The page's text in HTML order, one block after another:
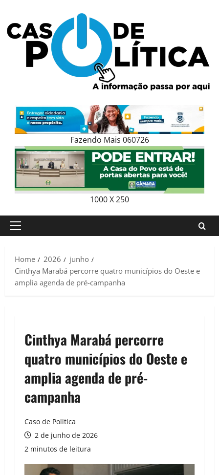
content
Fazendo Mais 060726
1000 X 250
Primary
Home
2026
junho
Cinthya Marabá percorre quatro municípios do Oeste e
amplia agenda de pré-campanha
Cinthya Marabá percorre
quatro municípios do Oeste e
amplia agenda de pré-
campanha
Caso de Politica
2 de junho de 2026
2 minutos de leitura